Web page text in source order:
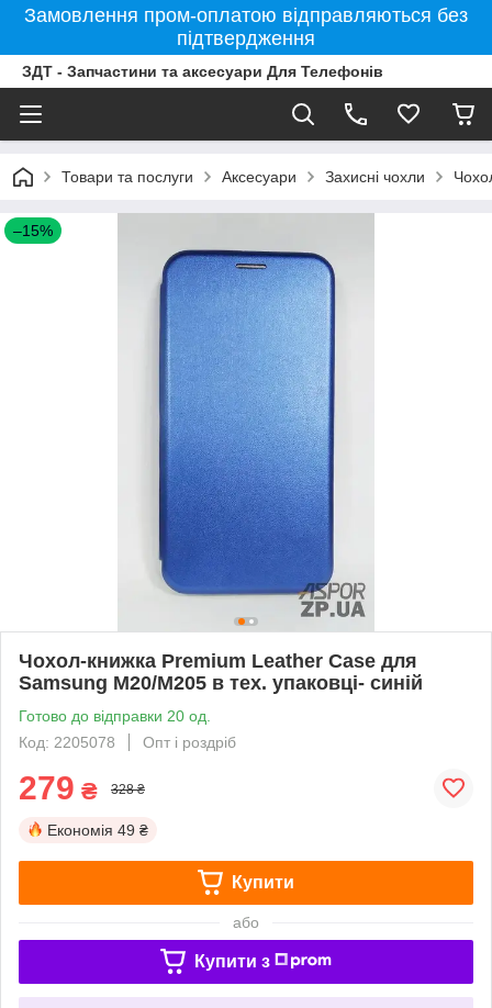
Замовлення пром-оплатою відправляються без
підтвердження
ЗДТ - Запчастини та аксесуари Для Телефонів
Товари та послуги Аксесуари Захисні чохли
–15%
Чохол-книжка Premium Leather Case для
Samsung M20/M205 в тех. упаковці- синій
Готово до відправки 20 од.
Код: 2205078
Опт і роздріб
279 ₴ 328 ₴
Економія 49 ₴
Купити
або
Купити з